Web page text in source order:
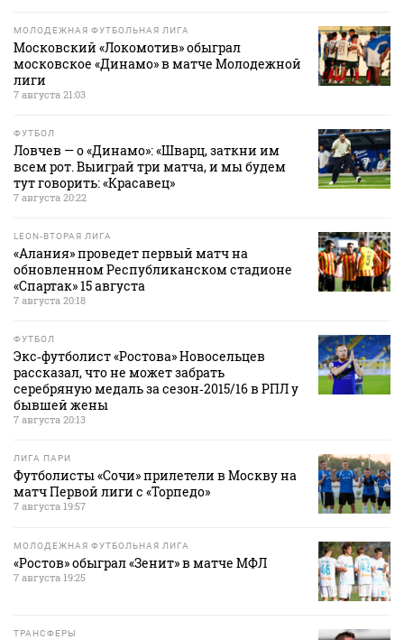
МОЛОДЕЖНАЯ ФУТБОЛЬНАЯ ЛИГА
Московский «Локомотив» обыграл
московское «Динамо» в матче Молодежной
лиги
7 августа 21:03
ФУТБОЛ
Ловчев — о «Динамо»: «Шварц, заткни им
всем рот. Выиграй три матча, и мы будем
тут говорить: «Красавец»
7 августа 20:22
LEON-ВТОРАЯ ЛИГА
«Алания» проведет первый матч на
обновленном Республиканском стадионе
«Спартак» 15 августа
7 августа 20:18
ФУТБОЛ
Экс‑футболист «Ростова» Новосельцев
рассказал, что не может забрать
серебряную медаль за сезон‑2015/16 в РПЛ у
бывшей жены
7 августа 20:13
ЛИГА ПАРИ
Футболисты «Сочи» прилетели в Москву на
матч Первой лиги с «Торпедо»
7 августа 19:57
МОЛОДЕЖНАЯ ФУТБОЛЬНАЯ ЛИГА
«Ростов» обыграл «Зенит» в матче МФЛ
7 августа 19:25
ТРАНСФЕРЫ